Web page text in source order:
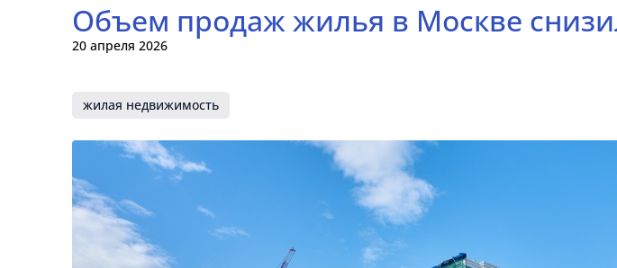
Объем продаж жилья в Москве
20 апреля 2026
жилая недвижимость